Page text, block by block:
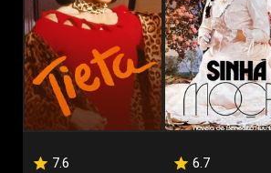
Hot
Popular
Tendência
Filmes
Séries
7.6
6.7